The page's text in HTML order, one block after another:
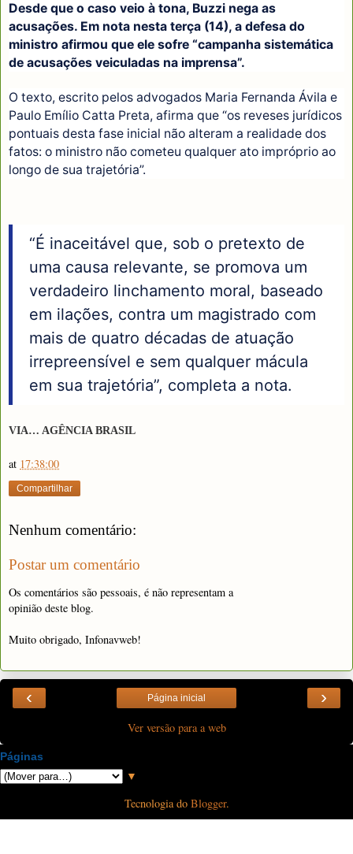
Desde que o caso veio à tona, Buzzi nega as
acusações. Em nota nesta terça (14), a defesa do
ministro afirmou que ele sofre “campanha sistemática
de acusações veiculadas na imprensa”.
O texto, escrito pelos advogados Maria Fernanda Ávila e
Paulo Emílio Catta Preta, afirma que “os reveses jurídicos
pontuais desta fase inicial não alteram a realidade dos
fatos: o ministro não cometeu qualquer ato impróprio ao
longo de sua trajetória”.
“É inaceitável que, sob o pretexto de
uma causa relevante, se promova um
verdadeiro linchamento moral, baseado
em ilações, contra um magistrado com
mais de quatro décadas de atuação
irrepreensível e sem qualquer mácula
em sua trajetória”, completa a nota.
VIA… AGÊNCIA BRASIL
at 17:38:00
Compartilhar
Nenhum comentário:
Postar um comentário
Os comentários são pessoais, é não representam a
opinião deste blog.
Muito obrigado, Infonavweb!
‹ ›
Página inicial
Ver versão para a web
Páginas
▼
Tecnologia do Blogger.